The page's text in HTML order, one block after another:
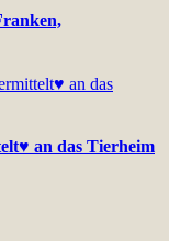
an das Tierheim